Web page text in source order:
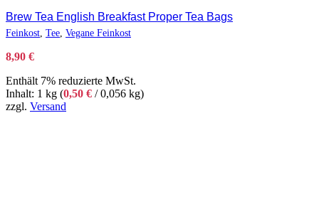
Brew Tea English Breakfast Proper Tea Bags
Feinkost Tee Vegane Feinkost
8,90 €
Enthält 7% reduzierte MwSt.
Inhalt: 1 kg (0,50 € / 0,056 kg)
zzgl. Versand